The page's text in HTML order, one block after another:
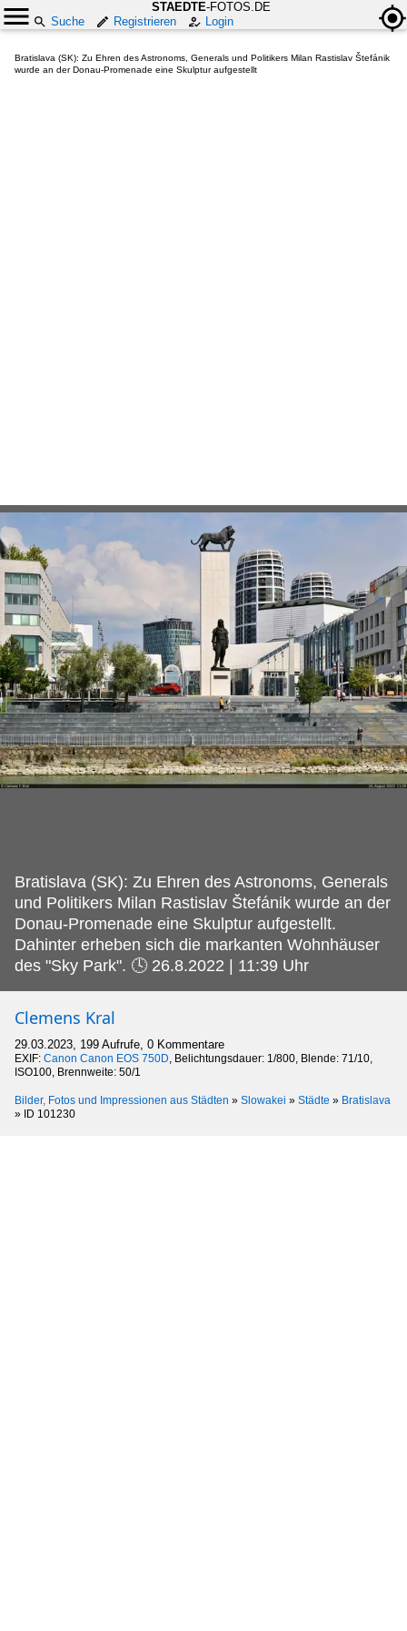
STAEDTE-FOTOS.DE
Suche
Registrieren Login
Bratislava (SK): Zu Ehren des Astronoms, Generals und Politikers Milan Rastislav Štefánik
wurde an der Donau-Promenade eine Skulptur aufgestellt
Bratislava (SK): Zu Ehren des Astronoms, Generals
und Politikers Milan Rastislav Štefánik wurde an der
Donau-Promenade eine Skulptur aufgestellt.
Dahinter erheben sich die markanten Wohnhäuser
des "Sky Park". 🕓 26.8.2022 | 11:39 Uhr
Clemens Kral
29.03.2023, 199 Aufrufe, 0 Kommentare
EXIF: Canon Canon EOS 750D, Belichtungsdauer: 1/800, Blende: 71/10,
ISO100, Brennweite: 50/1
Bilder, Fotos und Impressionen aus Städten » Slowakei » Städte » Bratislava
» ID 101230